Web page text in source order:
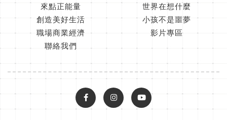
來點正能量
世界在想什麼
創造美好生活
小孩不是噩夢
職場商業經濟
影片專區
聯絡我們